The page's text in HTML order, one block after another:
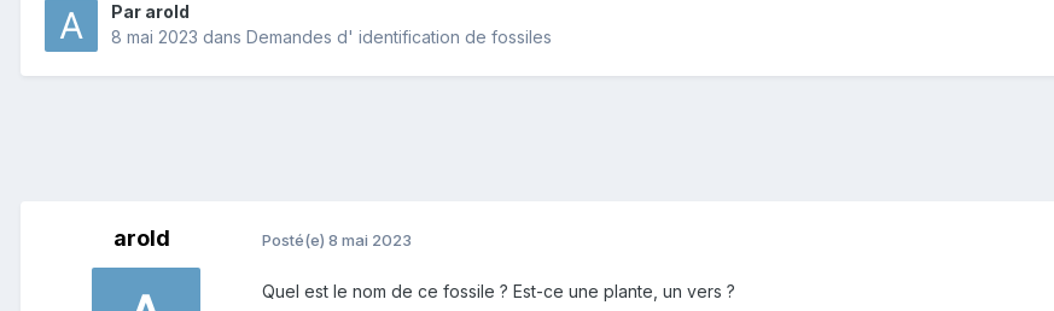
Par arold
8 mai 2023 dans Demandes d' identification de fossiles
arold Posté(e) 8 mai 2023
Quel est le nom de ce fossile ? Est-ce une plante, un vers ?